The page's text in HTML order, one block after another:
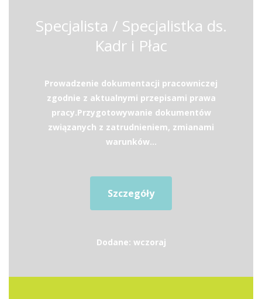
Specjalista / Specjalistka ds.
Kadr i Płac
Prowadzenie dokumentacji pracowniczej
zgodnie z aktualnymi przepisami prawa
pracy.Przygotowywanie dokumentów
związanych z zatrudnieniem, zmianami
warunków...
Szczegóły
Dodane: wczoraj